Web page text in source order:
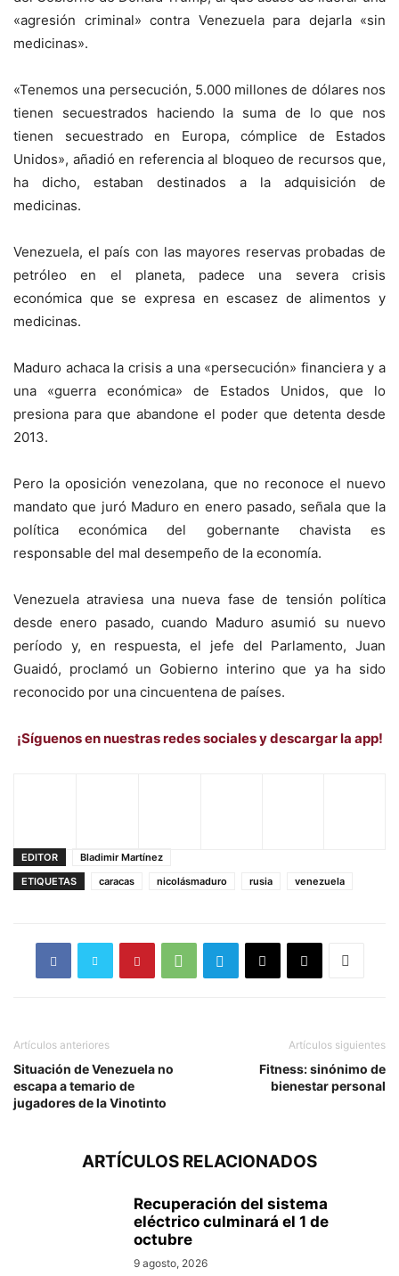
«agresión criminal» contra Venezuela para dejarla «sin
medicinas».
«Tenemos una persecución, 5.000 millones de dólares nos
tienen secuestrados haciendo la suma de lo que nos
tienen secuestrado en Europa, cómplice de Estados
Unidos», añadió en referencia al bloqueo de recursos que,
ha dicho, estaban destinados a la adquisición de
medicinas.
Venezuela, el país con las mayores reservas probadas de
petróleo en el planeta, padece una severa crisis
económica que se expresa en escasez de alimentos y
medicinas.
Maduro achaca la crisis a una «persecución» financiera y a
una «guerra económica» de Estados Unidos, que lo
presiona para que abandone el poder que detenta desde
2013.
Pero la oposición venezolana, que no reconoce el nuevo
mandato que juró Maduro en enero pasado, señala que la
política económica del gobernante chavista es
responsable del mal desempeño de la economía.
Venezuela atraviesa una nueva fase de tensión política
desde enero pasado, cuando Maduro asumió su nuevo
período y, en respuesta, el jefe del Parlamento, Juan
Guaidó, proclamó un Gobierno interino que ya ha sido
reconocido por una cincuentena de países.
¡Síguenos en nuestras redes sociales y descargar la app!
EDITOR
Bladimir Martínez
ETIQUETAS
caracas nicolásmaduro rusia venezuela
Artículos anteriores
Situación de Venezuela no
escapa a temario de
jugadores de la Vinotinto
Artículos siguientes
Fitness: sinónimo de
bienestar personal
ARTÍCULOS RELACIONADOS
Recuperación del sistema
eléctrico culminará el 1 de
octubre
9 agosto, 2026